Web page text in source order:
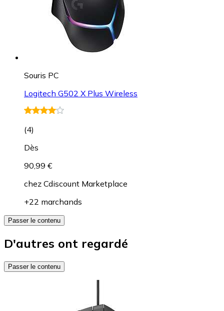
Souris PC
Logitech G502 X Plus Wireless
(4)
Dès
90,99 €
chez Cdiscount Marketplace
+22 marchands
Passer le contenu
D'autres ont regardé
Passer le contenu